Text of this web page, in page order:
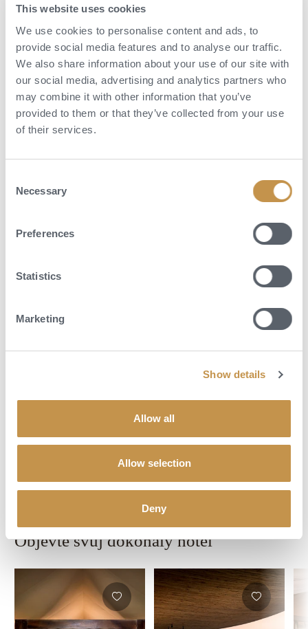
This website uses cookies
We use cookies to personalise content and ads, to
provide social media features and to analyse our traffic.
We also share information about your use of our site with
our social media, advertising and analytics partners who
may combine it with other information that you’ve
provided to them or that they’ve collected from your use
of their services.
Selection
Necessary
Preferences
Statistics
Marketing
Show details
Allow all
Allow selection
Deny
POPTAT DOVOLENOU
Osvěžující bazény v každém kempu poskytují chladivý komfort mezi
bodovým osvětlením. Kemp nabízí také řadu dalších aktivit, jako jsou
POPTAT DOVOLENOU
Objevte svůj dokonalý hotel